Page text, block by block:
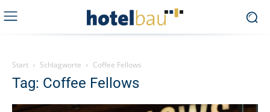
Start Schlagworte Coffee Fellows
Tag: Coffee Fellows